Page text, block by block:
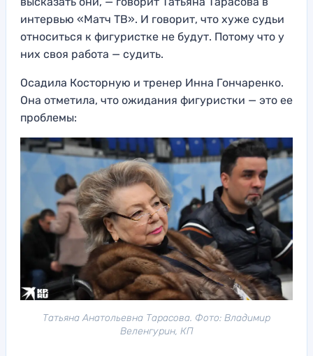
интервью «Матч ТВ». И говорит, что хуже судьи
относиться к фигуристке не будут. Потому что у
них своя работа — судить.
Осадила Косторную и тренер Инна Гончаренко.
Она отметила, что ожидания фигуристки — это ее
проблемы:
Татьяна Анатольевна Тарасова. Фото: Владимир
Веленгурин, КП